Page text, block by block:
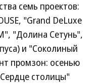
семь проектов:
"Grand DeLuxe
"Долина Сетунь",
и "Соколиный
промзон: осенью
столицы"